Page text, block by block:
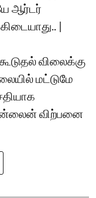
ஆர்டர்
|
விலைக்கு
மட்டுமே
விற்பனை